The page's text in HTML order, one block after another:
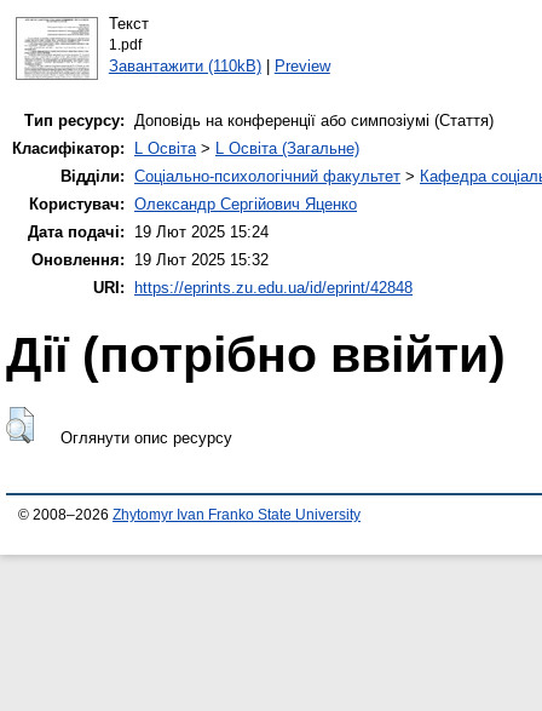
Текст
1.pdf
Завантажити (110kB)| Preview
Тип ресурсу: Доповідь на конференції або симпозіумі (Стаття)
Класифікатор:
L Освіта> L Освіта (Загальне)
Відділи: Соціально-психологічний факультет > Кафедра
Користувач: Олександр Сергійович Яценко
Дата подачі:
19 Лют 2025 15:24
Оновлення:
19 Лют 2025 15:32
URI:
https://eprints.zu.edu.ua/id/eprint/42848
Дії ​​(потрібно ввійти)
Оглянути опис ресурсу
© 2008–2026 Zhytomyr Ivan Franko State University